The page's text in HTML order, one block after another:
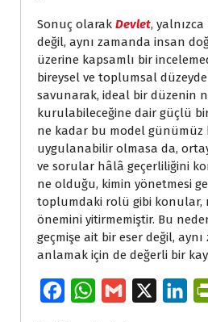
Sonuç olarak Devlet,
değil, aynı zamanda insan
üzerine kapsamlı bir
bireysel ve toplumsal
savunarak, ideal bir düzenin
kurulabileceğine dair güçlü
ne kadar bu model günümüz
uygulanabilir olmasa da,
ve sorular hâlâ geçerliliğini
ne olduğu, kimin yönetmesi
toplumdaki rolü gibi konular,
önemini yitirmemiştir. Bu
geçmişe ait bir eser değil,
anlamak için de değerli bir
W